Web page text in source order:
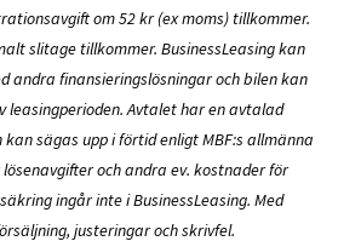
om 52 kr (ex moms) tillkommer.
slitage tillkommer. BusinessLeasing kan
andra finansieringslösningar och bilen kan
leasingperioden. Avtalet har en avtalad
sägas upp i förtid enligt MBF:s allmänna
och andra ev. kostnader för
ingår inte i BusinessLeasing. Med
justeringar och skrivfel.